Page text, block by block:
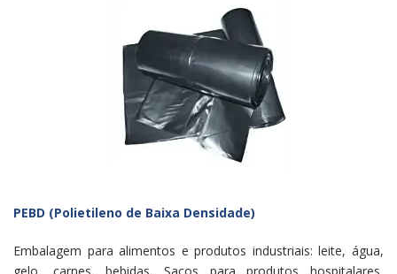
PEBD (Polietileno de Baixa Densidade)
Embalagem para alimentos e produtos industriais: leite, água,